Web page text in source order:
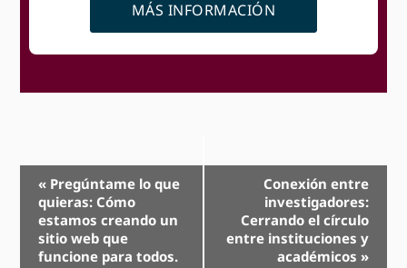
MÁS INFORMACIÓN
Navegación
Evento
« Pregúntame lo que
quieras: Cómo
estamos creando un
sitio web que
funcione para todos.
Conexión entre
investigadores:
Cerrando el círculo
entre instituciones y
académicos »